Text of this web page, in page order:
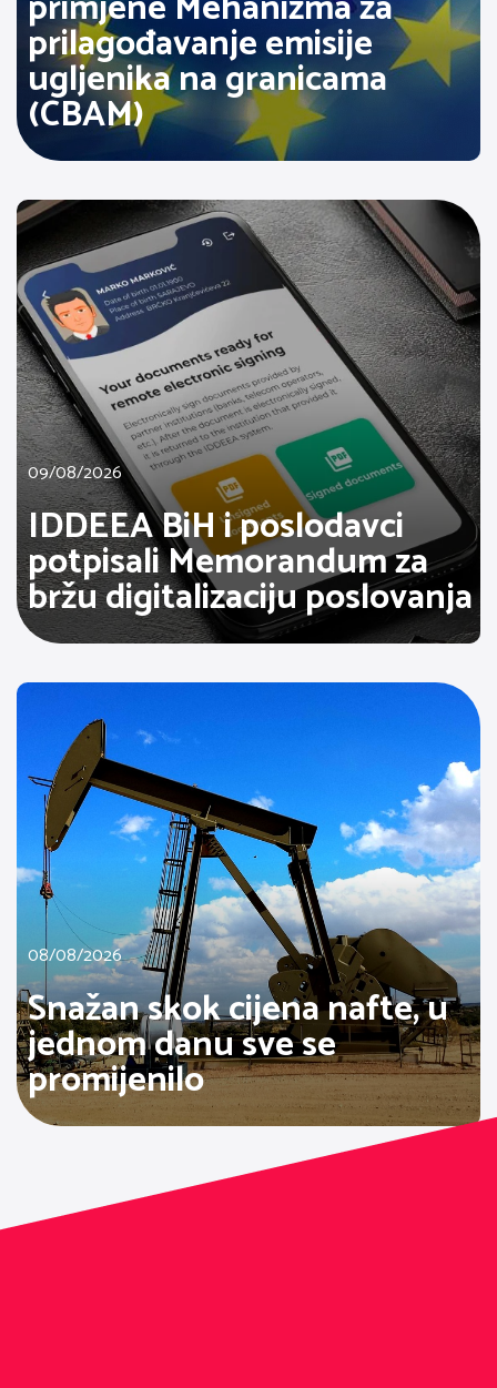
prilagođavanje emisije
ugljenika na granicama
(CBAM)
09/08/2026
IDDEEA BiH i poslodavci
potpisali Memorandum za
bržu digitalizaciju poslovanja
08/08/2026
Snažan skok cijena nafte, u
jednom danu sve se
promijenilo